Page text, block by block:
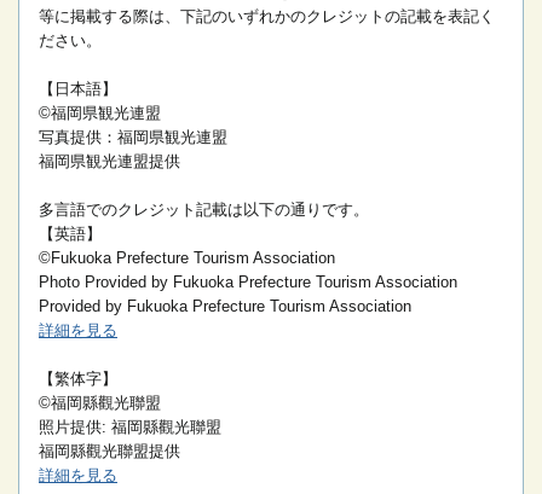
等に掲載する際は、下記のいずれかのクレジットの記載を表記く
ださい。
【日本語】
©福岡県観光連盟
写真提供：福岡県観光連盟
福岡県観光連盟提供
多言語でのクレジット記載は以下の通りです。
【英語】
©Fukuoka Prefecture Tourism Association
Photo Provided by Fukuoka Prefecture Tourism Association
Provided by Fukuoka Prefecture Tourism Association
詳細を見る
【繁体字】
©福岡縣觀光聯盟
照片提供: 福岡縣觀光聯盟
福岡縣觀光聯盟提供
詳細を見る